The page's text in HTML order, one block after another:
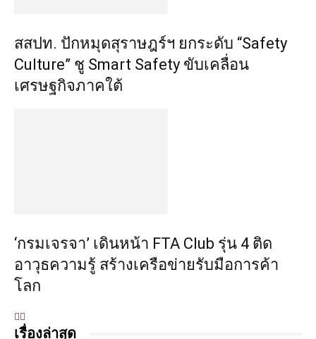
สสปท. ปักหมุดสุราษฎร์ฯ ยกระดับ “Safety
Culture” ชู Smart Safety ขับเคลื่อน
เศรษฐกิจภาคใต้
‘กรมเจรจา’ เดินหน้า FTA Club รุ่น 4 ติด
อาวุธความรู้ สร้างเครือข่ายรับมือการค้า
โลก
เรื่องล่าสุด